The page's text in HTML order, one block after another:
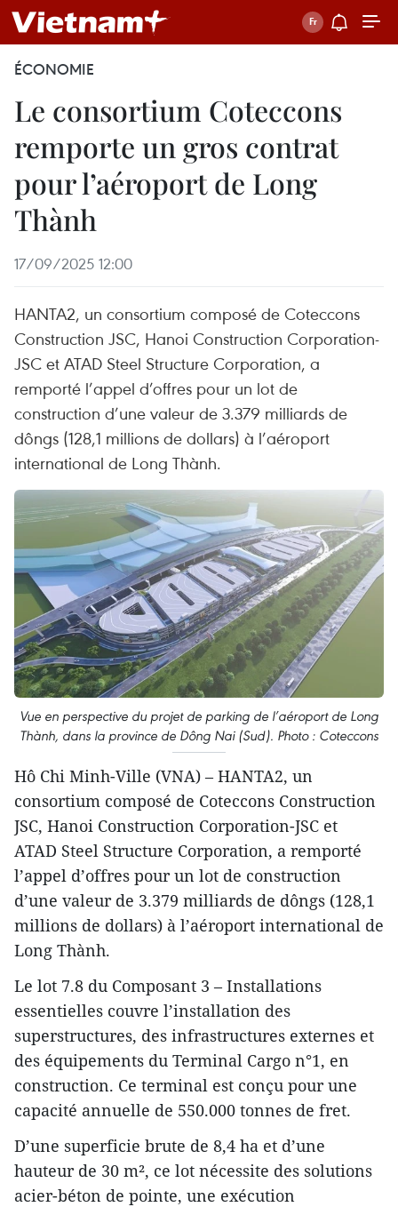
ÉCONOMIE
Le consortium Coteccons
remporte un gros contrat
pour l’aéroport de Long
Thành
17/09/2025 12:00
HANTA2, un consortium composé de Coteccons
Construction JSC, Hanoi Construction Corporation-
JSC et ATAD Steel Structure Corporation, a
remporté l’appel d’offres pour un lot de
construction d’une valeur de 3.379 milliards de
dôngs (128,1 millions de dollars) à l’aéroport
international de Long Thành.
Vue en perspective du projet de parking de l’aéroport de Long
Thành, dans la province de Dông Nai (Sud). Photo : Coteccons
Hô Chi Minh-Ville (VNA) – HANTA2, un
consortium composé de Coteccons Construction
JSC, Hanoi Construction Corporation-JSC et
ATAD Steel Structure Corporation, a remporté
l’appel d’offres pour un lot de construction
d’une valeur de 3.379 milliards de dôngs (128,1
millions de dollars) à l’aéroport international de
Long Thành.
Le lot 7.8 du Composant 3 – Installations
essentielles couvre l’installation des
superstructures, des infrastructures externes et
des équipements du Terminal Cargo n°1, en
construction. Ce terminal est conçu pour une
capacité annuelle de 550.000 tonnes de fret.
D’une superficie brute de 8,4 ha et d’une
hauteur de 30 m², ce lot nécessite des solutions
acier-béton de pointe, une exécution